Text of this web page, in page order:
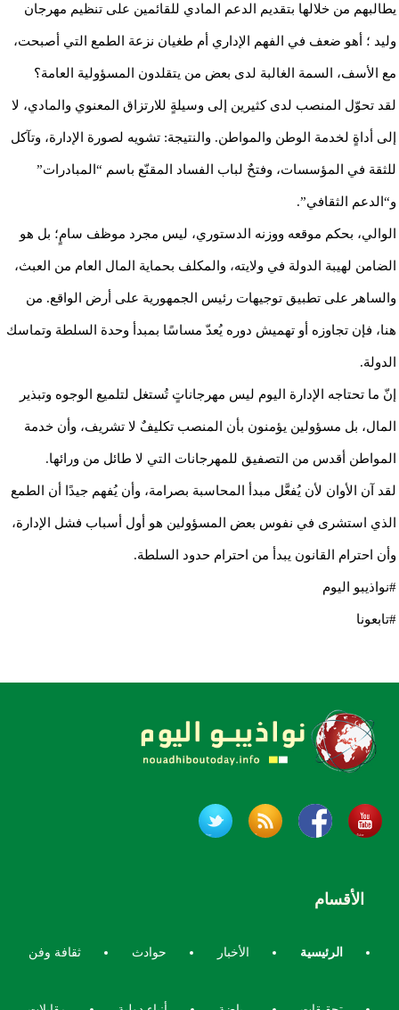
يطالبهم من خلالها بتقديم الدعم المادي للقائمين على تنظيم مهرجان
وليد ؛ أهو ضعف في الفهم الإداري أم طغيان نزعة الطمع التي أصبحت،
مع الأسف، السمة الغالبة لدى بعض من يتقلدون المسؤولية العامة؟
لقد تحوّل المنصب لدى كثيرين إلى وسيلةٍ للارتزاق المعنوي والمادي، لا
إلى أداةٍ لخدمة الوطن والمواطن. والنتيجة: تشويه لصورة الإدارة، وتآكل
للثقة في المؤسسات، وفتحٌ لباب الفساد المقنّع باسم “المبادرات”
و“الدعم الثقافي”.
الوالي، بحكم موقعه ووزنه الدستوري، ليس مجرد موظف سامٍ؛ بل هو
الضامن لهيبة الدولة في ولايته، والمكلف بحماية المال العام من العبث،
والساهر على تطبيق توجيهات رئيس الجمهورية على أرض الواقع. من
هنا، فإن تجاوزه أو تهميش دوره يُعدّ مساسًا بمبدأ وحدة السلطة وتماسك
الدولة.
إنّ ما تحتاجه الإدارة اليوم ليس مهرجاناتٍ تُستغل لتلميع الوجوه وتبذير
المال، بل مسؤولين يؤمنون بأن المنصب تكليفٌ لا تشريف، وأن خدمة
المواطن أقدس من التصفيق للمهرجانات التي لا طائل من ورائها.
لقد آن الأوان لأن يُفعَّل مبدأ المحاسبة بصرامة، وأن يُفهم جيدًا أن الطمع
الذي استشرى في نفوس بعض المسؤولين هو أول أسباب فشل الإدارة،
وأن احترام القانون يبدأ من احترام حدود السلطة.
#نواذيبو اليوم
#تابعونا
الأقسام
الرئيسية الأخبار حوادث ثقافة وفن